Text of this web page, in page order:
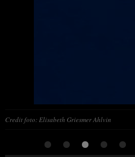
Credit foto: Elisabeth Griesmer Ahlvin